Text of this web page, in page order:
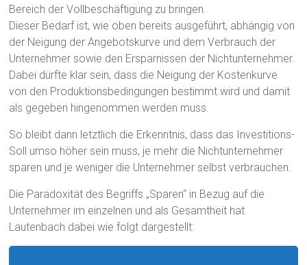
Bereich der Vollbeschäftigung zu bringen.
Dieser Bedarf ist, wie oben bereits ausgeführt, abhängig von
der Neigung der Angebotskurve und dem Verbrauch der
Unternehmer sowie den Ersparnissen der Nichtunternehmer.
Dabei dürfte klar sein, dass die Neigung der Kostenkurve
von den Produktionsbedingungen bestimmt wird und damit
als gegeben hingenommen werden muss.
So bleibt dann letztlich die Erkenntnis, dass das Investitions-
Soll umso höher sein muss, je mehr die Nichtunternehmer
sparen und je weniger die Unternehmer selbst verbrauchen.
Die Paradoxität des Begriffs „Sparen“ in Bezug auf die
Unternehmer im einzelnen und als Gesamtheit hat
Lautenbach dabei wie folgt dargestellt: